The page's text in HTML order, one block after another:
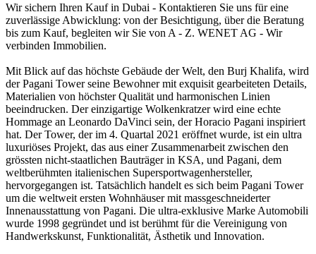
Wir sichern Ihren Kauf in Dubai - Kontaktieren Sie uns für eine
zuverlässige Abwicklung: von der Besichtigung, über die Beratung
bis zum Kauf, begleiten wir Sie von A - Z. WENET AG - Wir
verbinden Immobilien.
Mit Blick auf das höchste Gebäude der Welt, den Burj Khalifa, wird
der Pagani Tower seine Bewohner mit exquisit gearbeiteten Details,
Materialien von höchster Qualität und harmonischen Linien
beeindrucken. Der einzigartige Wolkenkratzer wird eine echte
Hommage an Leonardo DaVinci sein, der Horacio Pagani inspiriert
hat. Der Tower, der im 4. Quartal 2021 eröffnet wurde, ist ein ultra
luxuriöses Projekt, das aus einer Zusammenarbeit zwischen den
grössten nicht-staatlichen Bauträger in KSA, und Pagani, dem
weltberühmten italienischen Supersportwagenhersteller,
hervorgegangen ist. Tatsächlich handelt es sich beim Pagani Tower
um die weltweit ersten Wohnhäuser mit massgeschneiderter
Innenausstattung von Pagani. Die ultra-exklusive Marke Automobili
wurde 1998 gegründet und ist berühmt für die Vereinigung von
Handwerkskunst, Funktionalität, Ästhetik und Innovation.